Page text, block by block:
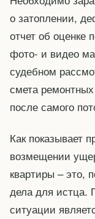
о затоплении,
отчет об оценке
фото- и видео
судебном
смета
после самого
Как показывает
возмещении
квартиры – это,
дела для истца.
ситуации